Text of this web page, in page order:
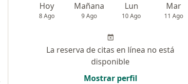
Hoy
8 Ago
Mañana
9 Ago
Lun
10 Ago
Mar
11 Ago
La reserva de citas en línea no está
disponible
Mostrar perfil